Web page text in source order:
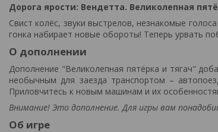
Дорога ярости: Вендетта. Великолепная
Свист колёс, звуки выстрелов, незнакомые
гонка набирает новые обороты! Теперь урвать
О дополнении
Дополнение "Великолепная пятёрка и тягач"
необычным для заезда транспортом –
Приловчитесь к новым машинам и их
Внимание! Это дополнение. Для игры вам
Об игре